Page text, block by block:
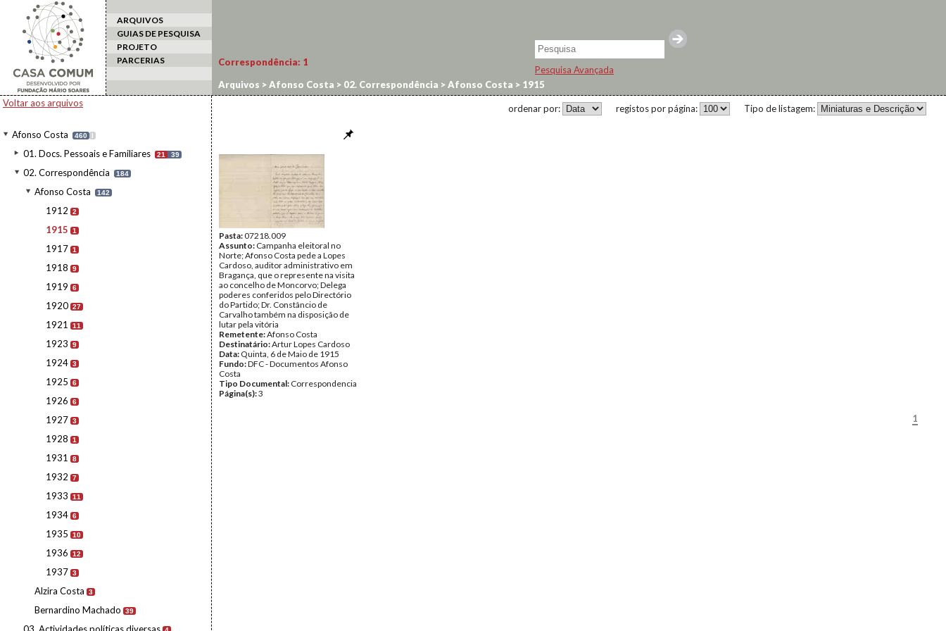
ARQUIVOS
GUIAS DE PESQUISA
PROJETO
PARCERIAS
Pesquisa Avançada
Voltar aos arquivos
Afonso Costa 460 I
01. Docs. Pessoais e Familiares 21 39
02. Correspondência 184
Afonso Costa 142
1912 2
1915 1
1917 1
1918 9
1919 6
1920 27
1921 11
1923 9
1924 3
1925 6
1926 6
1927 3
1928 1
1931 8
1932 7
1933 11
1934 6
1935 10
1936 12
1937 3
Alzira Costa 3
Bernardino Machado 39
Correspondência: 1
Arquivos >Afonso Costa > 02. Correspondência >Afonso Costa > 1915
Tipo de listagem:
registos por página:
ordenar por:
Pasta:07218.009
Assunto: Campanha eleitoral no
Norte; Afonso Costa pede a Lopes
Cardoso, auditor administrativo em
Bragança, que o represente na visita
ao concelho de Moncorvo; Delega
poderes conferidos pelo Directório
do Partido; Dr. Constâncio de
Carvalho também na disposição de
lutar pela vitória
Remetente:Afonso Costa
Destinatário:Artur Lopes Cardoso
Data: Quinta, 6 de Maio de 1915
Fundo:DFC - Documentos Afonso
Costa
Tipo Documental: Correspondencia
Página(s):3
1